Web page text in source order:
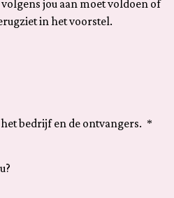
jou aan moet voldoen of
in het voorstel.
bedrijf en de ontvangers. *